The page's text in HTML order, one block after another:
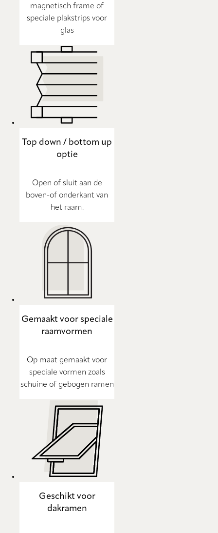
magnetisch frame of
speciale plakstrips voor
glas
Top down / bottom up
optie
Open of sluit aan de
boven-of onderkant van
het raam.
Gemaakt voor speciale
raamvormen
Op maat gemaakt voor
speciale vormen zoals
schuine of gebogen ramen
Geschikt voor
dakramen